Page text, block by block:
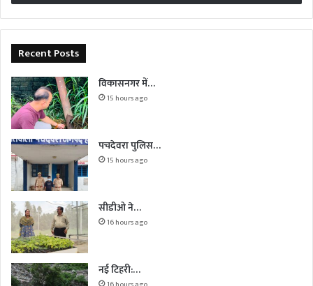
Recent Posts
विकासनगर में…
15 hours ago
पचदेवरा पुलिस…
15 hours ago
सीडीओ ने…
16 hours ago
नई टिहरी:…